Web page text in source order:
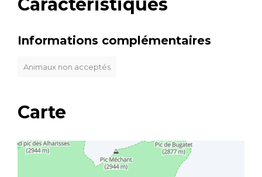
Caractéristiques
Informations complémentaires
Animaux non acceptés
Carte